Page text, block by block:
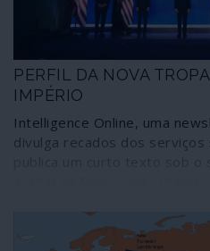
PERFIL DA NOVA
IMPÉRIO
Intelligence Online, uma
divulga recados dos serviços
palavras de um programa de
vos quero.